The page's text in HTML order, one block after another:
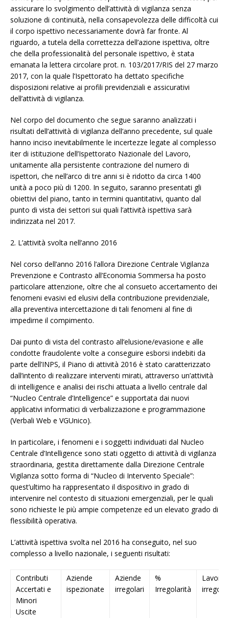
assicurare lo svolgimento dell’attività di vigilanza senza
soluzione di continuità, nella consapevolezza delle difficoltà cui
il corpo ispettivo necessariamente dovrà far fronte. Al
riguardo, a tutela della correttezza dell’azione ispettiva, oltre
che della professionalità del personale ispettivo, è stata
emanata la lettera circolare prot. n. 103/2017/RIS del 27 marzo
2017, con la quale l’Ispettorato ha dettato specifiche
disposizioni relative ai profili previdenziali e assicurativi
dell’attività di vigilanza.
Nel corpo del documento che segue saranno analizzati i
risultati dell’attività di vigilanza dell’anno precedente, sul quale
hanno inciso inevitabilmente le incertezze legate al complesso
iter di istituzione dell’Ispettorato Nazionale del Lavoro,
unitamente alla persistente contrazione del numero di
ispettori, che nell’arco di tre anni si è ridotto da circa 1400
unità a poco più di 1200. In seguito, saranno presentati gli
obiettivi del piano, tanto in termini quantitativi, quanto dal
punto di vista dei settori sui quali l’attività ispettiva sarà
indirizzata nel 2017.
2. L’attività svolta nell’anno 2016
Nel corso dell’anno 2016 l’allora Direzione Centrale Vigilanza
Prevenzione e Contrasto all’Economia Sommersa ha posto
particolare attenzione, oltre che al consueto accertamento dei
fenomeni evasivi ed elusivi della contribuzione previdenziale,
alla preventiva intercettazione di tali fenomeni al fine di
impedirne il compimento.
Dai punto di vista del contrasto all’elusione/evasione e alle
condotte fraudolente volte a conseguire esborsi indebiti da
parte dell’INPS, il Piano di attività 2016 è stato caratterizzato
dall’intento di realizzare interventi mirati, attraverso un’attività
di intelligence e analisi dei rischi attuata a livello centrale dal
“Nucleo Centrale d’Intelligence” e supportata dai nuovi
applicativi informatici di verbalizzazione e programmazione
(Verbali Web e VGUnico).
In particolare, i fenomeni e i soggetti individuati dal Nucleo
Centrale d’Intelligence sono stati oggetto di attività di vigilanza
straordinaria, gestita direttamente dalla Direzione Centrale
Vigilanza sotto forma di “Nucleo di Intervento Speciale”:
quest’ultimo ha rappresentato il dispositivo in grado di
intervenire nel contesto di situazioni emergenziali, per le quali
sono richieste le più ampie competenze ed un elevato grado di
flessibilità operativa.
L’attività ispettiva svolta nel 2016 ha conseguito, nel suo
complesso a livello nazionale, i seguenti risultati:
Contributi
Accertati e
Minori
Uscite
Aziende
ispezionate
Aziende
irregolari
%
Irregolarità